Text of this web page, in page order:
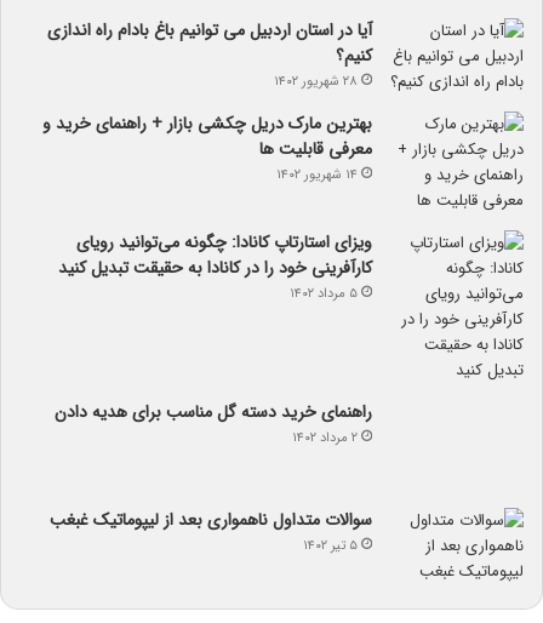
آیا در استان اردبیل می توانیم باغ بادام راه اندازی
کنیم؟
۲۸ شهریور ۱۴۰۲
بهترین مارک دریل چکشی بازار + راهنمای خرید و
معرفی قابلیت ها
۱۴ شهریور ۱۴۰۲
ویزای استارتاپ کانادا: چگونه می‌توانید رویای
کارآفرینی خود را در کانادا به حقیقت تبدیل کنید
۵ مرداد ۱۴۰۲
راهنمای خرید دسته گل مناسب برای هدیه دادن
۲ مرداد ۱۴۰۲
سوالات متداول ناهمواری بعد از لیپوماتیک غبغب
۵ تیر ۱۴۰۲